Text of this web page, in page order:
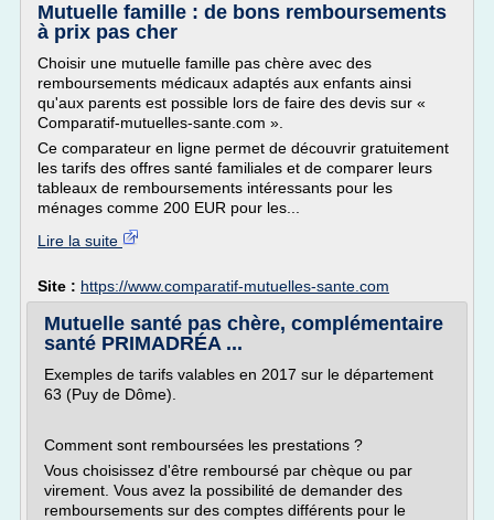
Mutuelle famille : de bons remboursements
à prix pas cher
Choisir une mutuelle famille pas chère avec des
remboursements médicaux adaptés aux enfants ainsi
qu'aux parents est possible lors de faire des devis sur «
Comparatif-mutuelles-sante.com ».
Ce comparateur en ligne permet de découvrir gratuitement
les tarifs des offres santé familiales et de comparer leurs
tableaux de remboursements intéressants pour les
ménages comme 200 EUR pour les...
Lire la suite
Site : https://www.comparatif-mutuelles-sante.com
Mutuelle santé pas chère, complémentaire
santé PRIMADRÉA ...
Exemples de tarifs valables en 2017 sur le département
63 (Puy de Dôme).
Comment sont remboursées les prestations ?
Vous choisissez d'être remboursé par chèque ou par
virement. Vous avez la possibilité de demander des
remboursements sur des comptes différents pour le